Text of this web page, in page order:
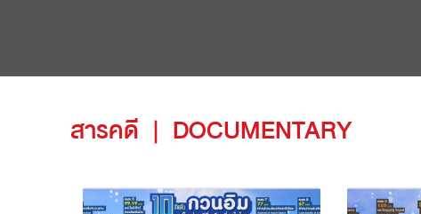
สารคดี | DOCUMENTARY